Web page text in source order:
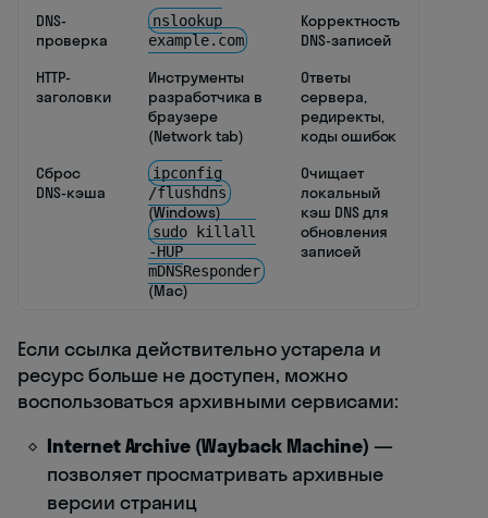
DNS-
проверка
nslookup
example.com
Корректность
DNS-записей
HTTP-
заголовки
Инструменты
разработчика в
браузере
(Network tab)
Ответы
сервера,
редиректы,
коды ошибок
Сброс
DNS-кэша
ipconfig
/flushdns
(Windows)
sudo killall
-HUP
mDNSResponder
(Mac)
Очищает
локальный
кэш DNS для
обновления
записей
Если ссылка действительно устарела и
ресурс больше не доступен, можно
воспользоваться архивными сервисами:
Internet Archive (Wayback Machine) —
позволяет просматривать архивные
версии страниц